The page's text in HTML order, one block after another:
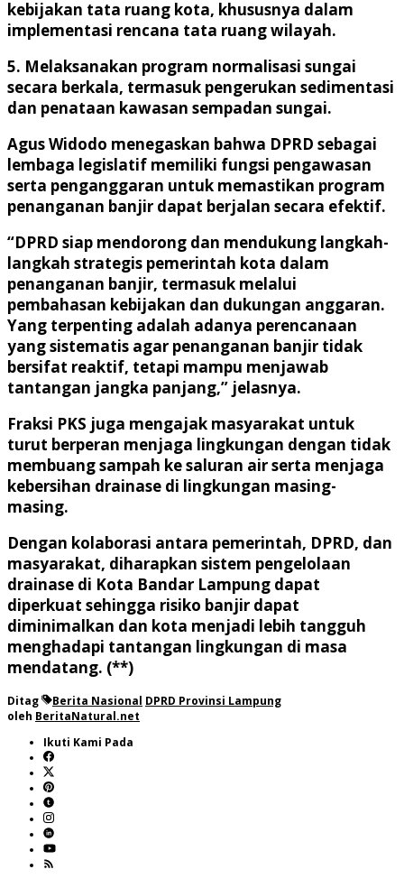
kebijakan tata ruang kota, khususnya dalam
implementasi rencana tata ruang wilayah.
5. Melaksanakan program normalisasi sungai
secara berkala, termasuk pengerukan sedimentasi
dan penataan kawasan sempadan sungai.
Agus Widodo menegaskan bahwa DPRD sebagai
lembaga legislatif memiliki fungsi pengawasan
serta penganggaran untuk memastikan program
penanganan banjir dapat berjalan secara efektif.
“DPRD siap mendorong dan mendukung langkah-
langkah strategis pemerintah kota dalam
penanganan banjir, termasuk melalui
pembahasan kebijakan dan dukungan anggaran.
Yang terpenting adalah adanya perencanaan
yang sistematis agar penanganan banjir tidak
bersifat reaktif, tetapi mampu menjawab
tantangan jangka panjang,” jelasnya.
Fraksi PKS juga mengajak masyarakat untuk
turut berperan menjaga lingkungan dengan tidak
membuang sampah ke saluran air serta menjaga
kebersihan drainase di lingkungan masing-
masing.
Dengan kolaborasi antara pemerintah, DPRD, dan
masyarakat, diharapkan sistem pengelolaan
drainase di Kota Bandar Lampung dapat
diperkuat sehingga risiko banjir dapat
diminimalkan dan kota menjadi lebih tangguh
menghadapi tantangan lingkungan di masa
mendatang. (**)
Ditag Berita Nasional DPRD Provinsi Lampung
oleh BeritaNatural.net
Ikuti Kami Pada